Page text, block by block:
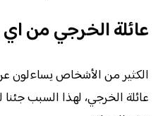
عائلة الخرجي من اي
الكثير من الأشخاص يساءلون عن
عائلة الخرجي، لهذا السبب